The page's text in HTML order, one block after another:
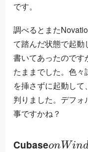
です。
調べるとまた
て踏んだ状態で起動
書いてあったのです
たままでした。色
を挿さずに起動し
判りました。デフォ
事ですかね？
Cubase